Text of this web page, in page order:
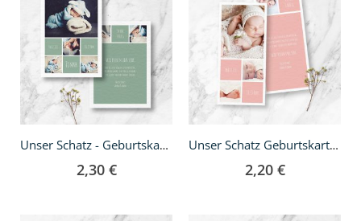
Unser Schatz - Geburtskarte A5
2,30 €
Unser Schatz Geburtskarte - DIN lang
2,20 €